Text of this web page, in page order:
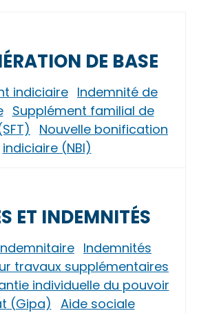
DE BASE
indiciaire Indemnité de
Supplément familial de
Nouvelle bonification
indiciaire (NBI)
ET INDEMNITÉS
Indemnités
travaux supplémentaires
individuelle du pouvoir
(Gipa) Aide sociale